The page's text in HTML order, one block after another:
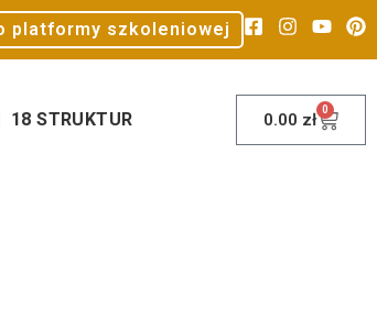
platformy szkoleniowej
18 STRUKTUR 0.00 zł 0